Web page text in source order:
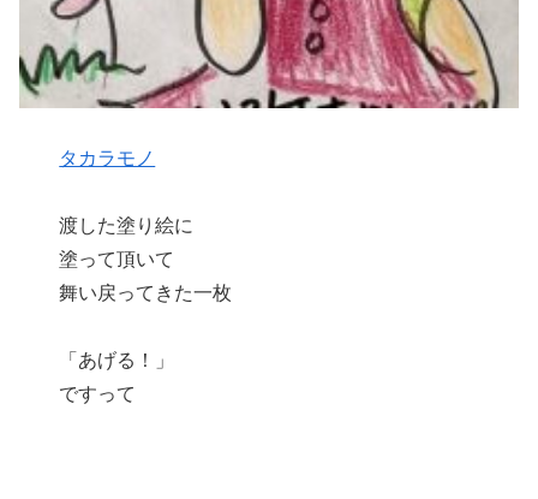
タカラモノ
渡した塗り絵に
塗って頂いて
舞い戻ってきた一枚
「あげる！」
ですって